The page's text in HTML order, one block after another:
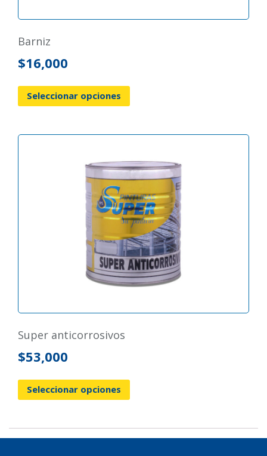
barniz
$16,000
Seleccionar opciones
super anticorrosivos
$53,000
Seleccionar opciones